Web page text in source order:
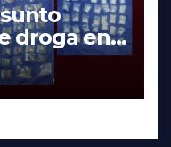
droga en
detenidos